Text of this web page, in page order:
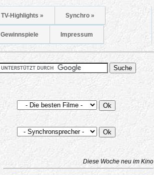
TV-Highlights » Synchro »
Gewinnspiele Impressum
Diese Woche neu im Kino